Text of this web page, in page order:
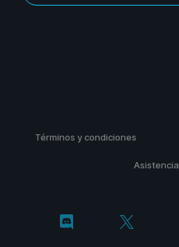
Términos y condiciones
Asistencia